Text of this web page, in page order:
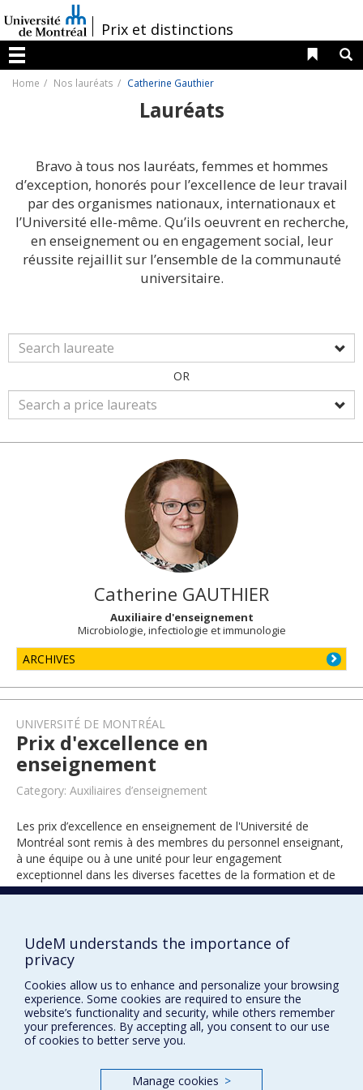
au
contenu
/Prix et distinctions
Menu
Liens
Home Nos lauréats Catherine Gauthier
Lauréats
Bravo à tous nos lauréats, femmes et hommes
d’exception, honorés pour l’excellence de leur travail
par des organismes nationaux, internationaux et
l’Université elle-même. Qu’ils oeuvrent en recherche,
en enseignement ou en engagement social, leur
réussite rejaillit sur l’ensemble de la communauté
universitaire.
OR
Catherine GAUTHIER
Auxiliaire d'enseignement
Microbiologie, infectiologie et immunologie
ARCHIVES
UNIVERSITÉ DE MONTRÉAL
Prix d'excellence en
enseignement
Category: Auxiliaires d’enseignement
Les prix d’excellence en enseignement de l'Université de
Montréal sont remis à des membres du personnel enseignant,
à une équipe ou à une unité pour leur engagement
exceptionnel dans les diverses facettes de la formation et de
l’encadrement des étudiants.
UdeM understands the importance of
privacy
Cookies allow us to enhance and personalize your browsing
experience. Some cookies are required to ensure the
website’s functionality and security, while others remember
your preferences. By accepting all, you consent to our use
of cookies to better serve you.
Manage cookies >